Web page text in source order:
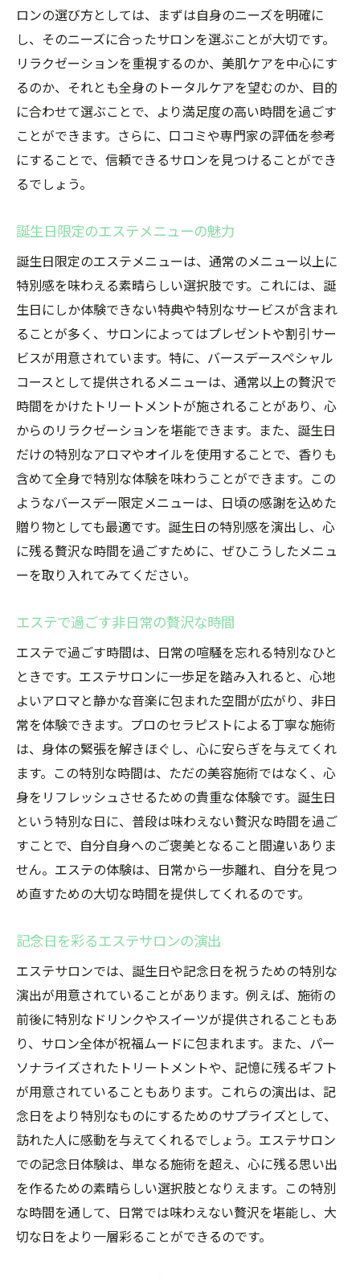
忙しさを忘れるエステでの誕生日至福の自分時
エステで感じる時間の贅沢さ
日常を忘れるためのエステの進め方
至福の時間を提供するエステプランの選び
方
忙しさから解放されるエステ体験
時間を忘れて没頭できるエステの魅力
エステで叶える心身のリセット特別な誕生日の
過ごし方
誕生日に心身を一新するエステ体験
エステで感じる心身の再生効果
誕生日に自分を見つめ直すエステの価値
リセットを叶えるエステの選び方
エステで誕生日を再スタートのきっかけに
プロの施術で感じる至福の時間エステでの特別
な誕生日
プロの技術が生み出す至福のひととき
誕生日にふさわしい贅沢なエステ体験
プロの手による極上の癒しを誕生日に
エステで体感する至福の時間の魅力
誕生日を特別にするプロフェッショナルな
施術
自分へのご褒美エステで祝う心と体の誕生日リ
トリート
誕生日にふさわしいエステのご褒美プラン
エステでの贅沢なリトリートの過ごし方
心と体を癒すご褒美エステの選び方
自分自身を甘やかすエステの魅力
誕生日に贈る究極のエステリトリート
心から美しさを引き出すエステで過ごす特別な
バースデー
エステで内側から輝く美しさを引き出す方
法
誕生日に美しさを再発見するエステの効果
エステで得られる心の美しさの秘密
プロによる美しさを引き出すエステ体験
エステで誕生日に新たな自分を見つける
心から美しくなるためのエステのアプロー
エステで感じる癒しとリフレッシュ誕生日に贈
ロンの選び方としては、まずは自身のニーズを明確に
し、そのニーズに合ったサロンを選ぶことが大切です。
リラクゼーションを重視するのか、美肌ケアを中心にす
るのか、それとも全身のトータルケアを望むのか、目的
に合わせて選ぶことで、より満足度の高い時間を過ごす
ことができます。さらに、口コミや専門家の評価を参考
にすることで、信頼できるサロンを見つけることができ
るでしょう。
誕生日限定のエステメニューの魅力
誕生日限定のエステメニューは、通常のメニュー以上に
特別感を味わえる素晴らしい選択肢です。これには、誕
生日にしか体験できない特典や特別なサービスが含まれ
ることが多く、サロンによってはプレゼントや割引サー
ビスが用意されています。特に、バースデースペシャル
コースとして提供されるメニューは、通常以上の贅沢で
時間をかけたトリートメントが施されることがあり、心
からのリラクゼーションを堪能できます。また、誕生日
だけの特別なアロマやオイルを使用することで、香りも
含めて全身で特別な体験を味わうことができます。この
ようなバースデー限定メニューは、日頃の感謝を込めた
贈り物としても最適です。誕生日の特別感を演出し、心
に残る贅沢な時間を過ごすために、ぜひこうしたメニュ
ーを取り入れてみてください。
エステで過ごす非日常の贅沢な時間
エステで過ごす時間は、日常の喧騒を忘れる特別なひと
ときです。エステサロンに一歩足を踏み入れると、心地
よいアロマと静かな音楽に包まれた空間が広がり、非日
常を体験できます。プロのセラピストによる丁寧な施術
は、身体の緊張を解きほぐし、心に安らぎを与えてくれ
ます。この特別な時間は、ただの美容施術ではなく、心
身をリフレッシュさせるための貴重な体験です。誕生日
という特別な日に、普段は味わえない贅沢な時間を過ご
すことで、自分自身へのご褒美となること間違いありま
せん。エステの体験は、日常から一歩離れ、自分を見つ
め直すための大切な時間を提供してくれるのです。
記念日を彩るエステサロンの演出
エステサロンでは、誕生日や記念日を祝うための特別な
演出が用意されていることがあります。例えば、施術の
前後に特別なドリンクやスイーツが提供されることもあ
り、サロン全体が祝福ムードに包まれます。また、パー
ソナライズされたトリートメントや、記憶に残るギフト
が用意されていることもあります。これらの演出は、記
念日をより特別なものにするためのサプライズとして、
訪れた人に感動を与えてくれるでしょう。エステサロン
での記念日体験は、単なる施術を超え、心に残る思い出
を作るための素晴らしい選択肢となりえます。この特別
な時間を通して、日常では味わえない贅沢を堪能し、大
切な日をより一層彩ることができるのです。